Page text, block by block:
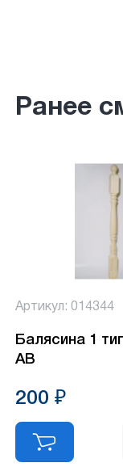
Ранее
Артикул: 014344
Балясина 1
АВ
200 ₽